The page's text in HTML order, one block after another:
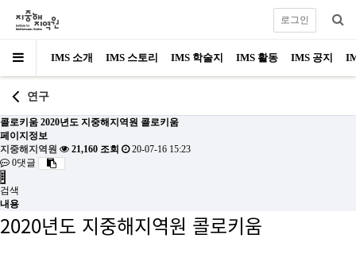
IMS 소개 IMS 스토리 IMS 학술지 IMS 활동 IMS 공지
로그인
연구
콜로키움 2020년도 지중해지역원 콜로키움
페이지정보
지중해지역원
21,160 조회
20-07-16 15:23
0댓글
검색
내용
2020년도 지중해지역원 콜로키움